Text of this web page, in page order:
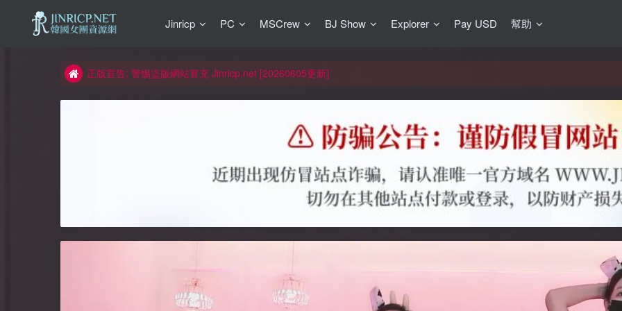
Jinricp PC MSCrew BJ Show Explorer Pay USD 幫助
如何獲得 Jinricp.net 網站邀請碼
因粉絲房被舉報給主播糟下架,我們提高了粉絲房購買門檻
所有ED2K連結僅支援115網盤/PikPak網盤，其它網盤均不支援
正版宣告: 警惕盜版網站冒充 Jinricp.net [20260605更新]